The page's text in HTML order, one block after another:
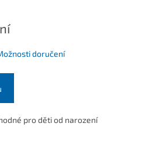
doručení
pro děti od narození